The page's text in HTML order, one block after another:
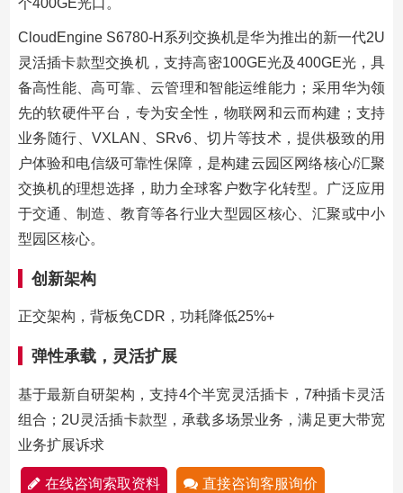
CloudEngine S6780-H系列交换机是华为推出的新一代2U
灵活插卡款型交换机，支持高密100GE光及400GE光，具
备高性能、高可靠、云管理和智能运维能力；采用华为领
先的软硬件平台，专为安全性，物联网和云而构建；支持
业务随行、VXLAN、SRv6、切片等技术，提供极致的用
户体验和电信级可靠性保障，是构建云园区网络核心/汇聚
交换机的理想选择，助力全球客户数字化转型。广泛应用
于交通、制造、教育等各行业大型园区核心、汇聚或中小
型园区核心。
创新架构
正交架构，背板免CDR，功耗降低25%+
弹性承载，灵活扩展
基于最新自研架构，支持4个半宽灵活插卡，7种插卡灵活
组合；2U灵活插卡款型，承载多场景业务，满足更大带宽
业务扩展诉求
在线咨询索取资料 直接咨询客服询价